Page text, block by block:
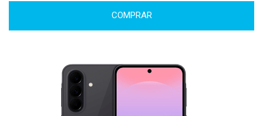
COMPRAR